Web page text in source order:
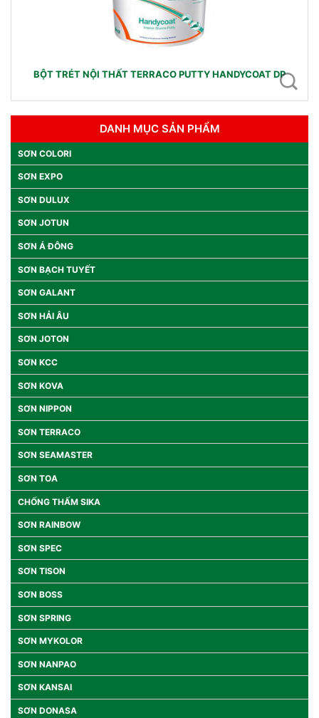
BỘT TRÉT NỘI THẤT TERRACO PUTTY HANDYCOAT DP
DANH MỤC SẢN PHẨM
SƠN COLORI
SƠN EXPO
SƠN DULUX
SƠN JOTUN
SƠN Á ĐÔNG
SƠN BẠCH TUYẾT
SƠN GALANT
SƠN HẢI ÂU
SƠN JOTON
SƠN KCC
SƠN KOVA
SƠN NIPPON
SƠN TERRACO
SƠN SEAMASTER
SƠN TOA
CHỐNG THẤM SIKA
SƠN RAINBOW
SƠN SPEC
SƠN TISON
SƠN BOSS
SƠN SPRING
SƠN MYKOLOR
SƠN NANPAO
SƠN KANSAI
SƠN DONASA